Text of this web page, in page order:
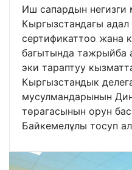
Иш сапардын
Кыргызстандагы
сертификаттоо жана
багытында тажрыйба
эки тараптуу
Кыргызстандык
мусулмандарынын
төрагасынын орун
Байкемелұлы тосуп